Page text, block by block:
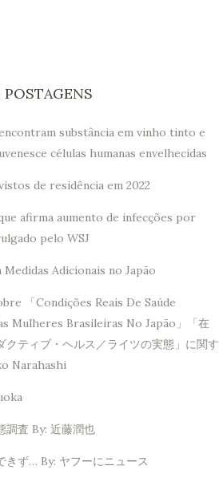
substância em vinho tinto e
células humanas envelhecidas
de residência em 2022
afirma aumento de infecções por
pelo WSJ
Adicionais no Japão
「Condições Reais De Saúde
Mulheres Brasileiras No Japão」「在
クティブ・ヘルス／ライツの実態」に関す
Narahashi
調査 By: 近藤潤也
きず… By: ヤフーにニュース